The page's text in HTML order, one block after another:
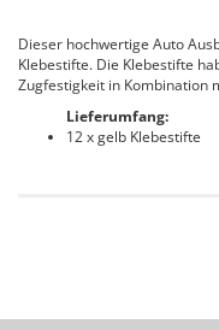
Dieser hochwertige Auto
Klebestifte. Die Klebestifte
Zugfestigkeit in Kombination
Lieferumfang:
12 x gelb Klebestifte